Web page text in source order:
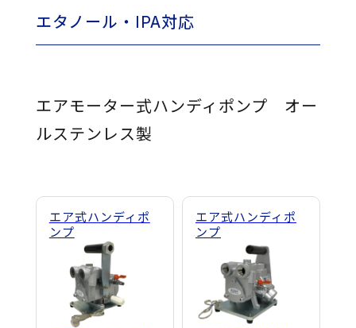
エタノール・IPA対応
エアモーター式ハンディポンプ オー
ルステンレス製
エア式ハンディポ
ンプ
エア式ハンディポ
ンプ